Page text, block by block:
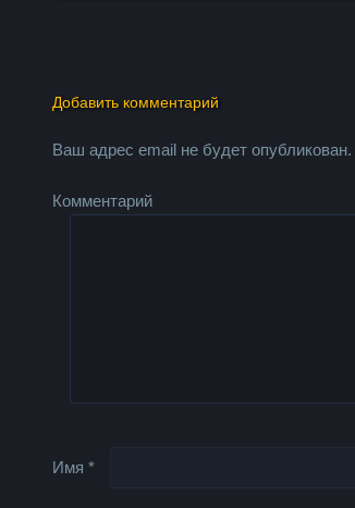
Добавить комментарий
Ваш адрес email не будет опубликован.
Комментарий
Имя*